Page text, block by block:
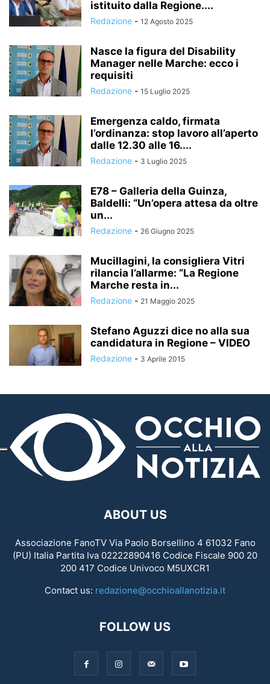
istituito dalla Regione....
Redazione - 12 Agosto 2025
Nasce la figura del Disability
Manager nelle Marche: ecco i
requisiti
Redazione - 15 Luglio 2025
Emergenza caldo, firmata
l’ordinanza: stop lavoro all’aperto
dalle 12.30 alle 16....
Redazione - 3 Luglio 2025
E78 – Galleria della Guinza,
Baldelli: “Un’opera attesa da oltre
un...
Redazione - 26 Giugno 2025
Mucillagini, la consigliera Vitri
rilancia l’allarme: “La Regione
Marche resta in...
Redazione - 21 Maggio 2025
Stefano Aguzzi dice no alla sua
candidatura in Regione – VIDEO
Redazione - 3 Aprile 2015
ABOUT US
Associazione FanoTV Via Paolo Borsellino 4 61032 Fano
(PU) Italia Partita Iva 02222890416 Codice Fiscale 900 20
200 417 Codice Univoco M5UXCR1
Contact us: redazione@occhioallanotizia.it
FOLLOW US